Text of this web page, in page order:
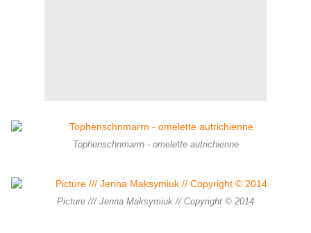
Tophenschnmarrn - omelette autrichienne
Picture /// Jenna Maksymiuk // Copyright © 2014